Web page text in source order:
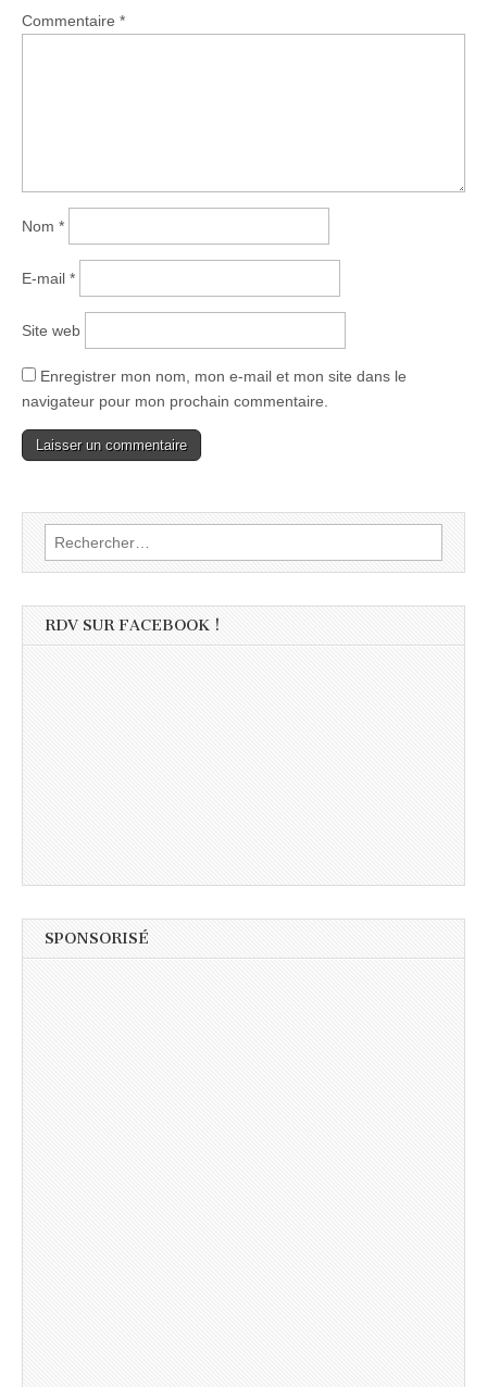
Commentaire *
Nom *
E-mail *
Site web
Enregistrer mon nom, mon e-mail et mon site dans le
navigateur pour mon prochain commentaire.
Rechercher :
RDV SUR FACEBOOK !
SPONSORISÉ